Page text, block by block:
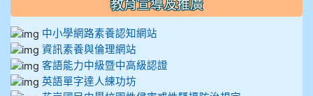
教育宣導及推廣
中小學網路素養認知網站
資訊素養與倫理網站
客語能力中級暨中高級認證
英語單字達人練功坊